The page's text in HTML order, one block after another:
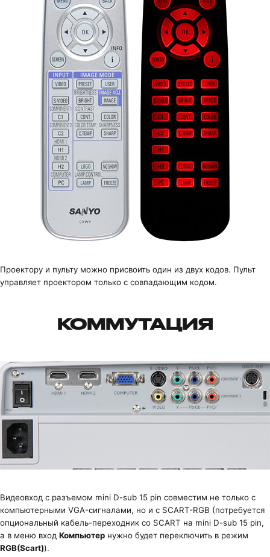
Проектору и пульту можно присвоить один из двух кодов. Пульт
управляет проектором только с совпадающим кодом.
КОММУТАЦИЯ
Видеовход с разъемом mini D-sub 15 pin совместим не только с
компьютерными VGA-сигналами, но и с SCART-RGB (потребуется
опциональный кабель-переходник со SCART на mini D-sub 15 pin,
а в меню вход Компьютер нужно будет переключить в режим
RGB(Scart)).